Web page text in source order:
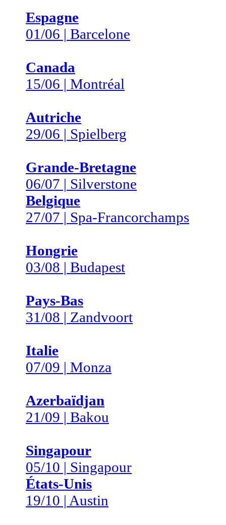
Espagne
01/06 | Barcelone
Canada
15/06 | Montréal
Autriche
29/06 | Spielberg
Grande-Bretagne
06/07 | Silverstone
Belgique
27/07 | Spa-Francorchamps
Hongrie
03/08 | Budapest
Pays-Bas
31/08 | Zandvoort
Italie
07/09 | Monza
Azerbaïdjan
21/09 | Bakou
Singapour
05/10 | Singapour
États-Unis
19/10 | Austin